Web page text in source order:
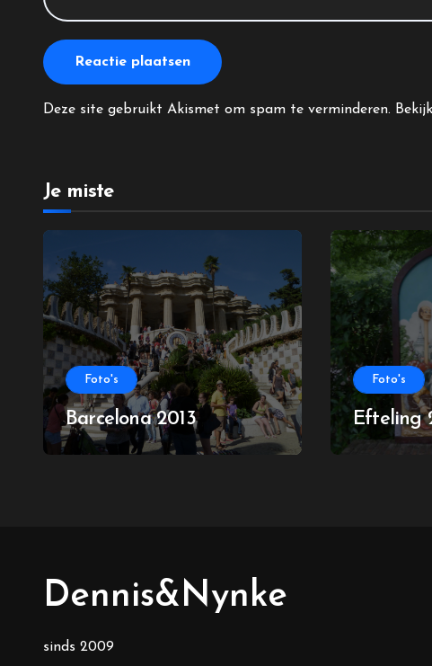
Deze site gebruikt Akismet om spam te verminderen.
Je miste
Foto's
Barcelona 2013
Foto's
Efteling
Dennis&Nynke
sinds 2009